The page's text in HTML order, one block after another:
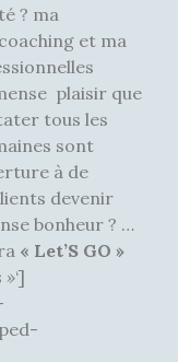
? ma
et ma
plaisir que
tous les
sont
à de
devenir
bonheur ? …
« Let’S GO »
»‘]